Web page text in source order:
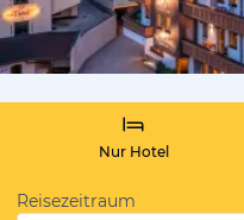
Nur Hotel
Reisezeitraum